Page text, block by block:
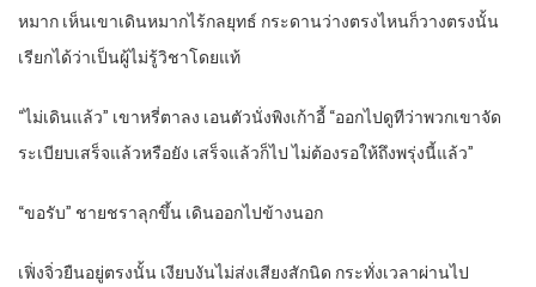
หมาก เห็นเขาเดินหมากไร้กลยุทธ์ กระดานว่างตรงไหนก็วางตรงนั้น
เรียกได้ว่าเป็นผู้ไม่รู้วิชาโดยแท้
“ไม่เดินแล้ว” เขาหรี่ตาลง เอนตัวนั่งพิงเก้าอี้ “ออกไปดูทีว่าพวกเขาจัด
ระเบียบเสร็จแล้วหรือยัง เสร็จแล้วก็ไป ไม่ต้องรอให้ถึงพรุ่งนี้แล้ว”
“ขอรับ” ชายชราลุกขึ้น เดินออกไปข้างนอก
เฟิ่งจิ่วยืนอยู่ตรงนั้น เงียบงันไม่ส่งเสียงสักนิด กระทั่งเวลาผ่านไป